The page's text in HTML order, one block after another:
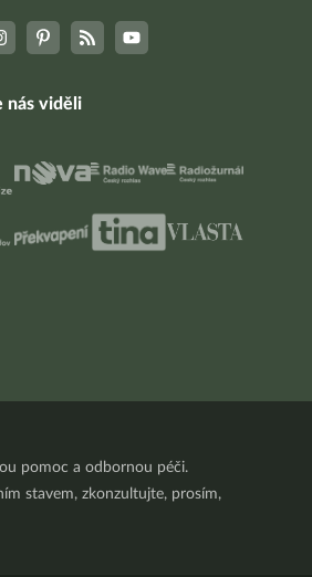
nás viděli
pomoc a odbornou péči.
stavem, zkonzultujte, prosím,